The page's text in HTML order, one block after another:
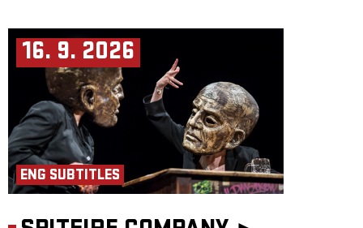
16. 9. 2026
ENG SUBTITLES